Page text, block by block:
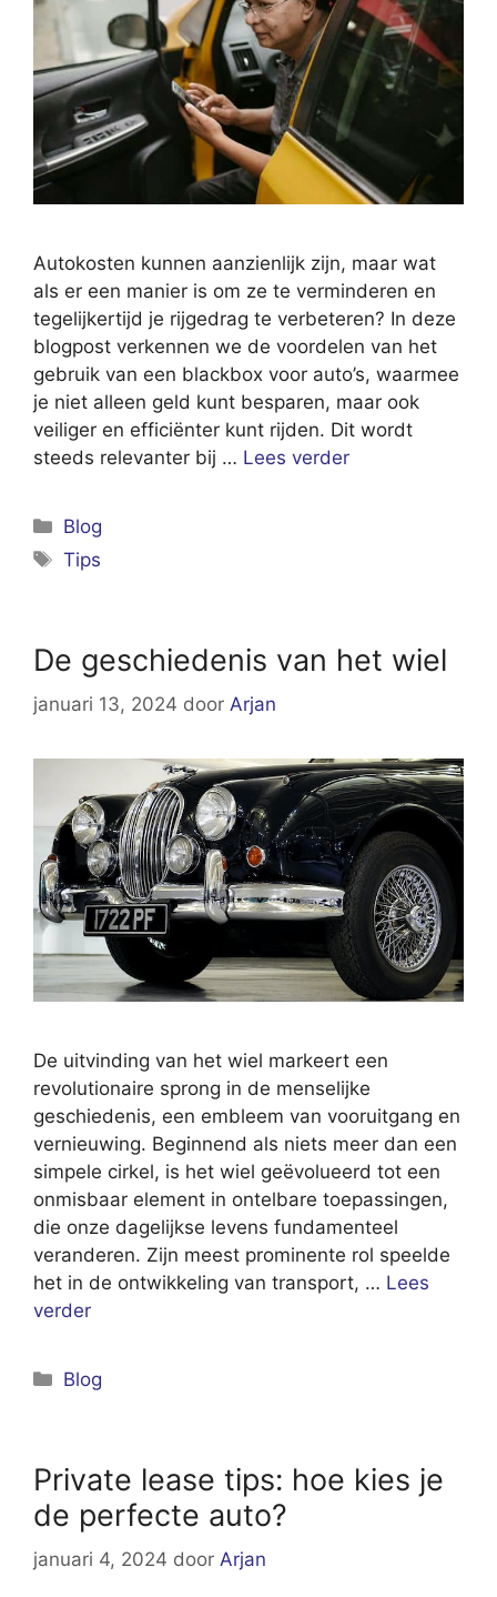
Autokosten kunnen aanzienlijk zijn, maar wat
als er een manier is om ze te verminderen en
tegelijkertijd je rijgedrag te verbeteren? In deze
blogpost verkennen we de voordelen van het
gebruik van een blackbox voor auto’s, waarmee
je niet alleen geld kunt besparen, maar ook
veiliger en efficiënter kunt rijden. Dit wordt
steeds relevanter bij … Lees verder
Categorieën
Blog
Tags
Tips
De geschiedenis van het wiel
januari 13, 2024 door Arjan
De uitvinding van het wiel markeert een
revolutionaire sprong in de menselijke
geschiedenis, een embleem van vooruitgang en
vernieuwing. Beginnend als niets meer dan een
simpele cirkel, is het wiel geëvolueerd tot een
onmisbaar element in ontelbare toepassingen,
die onze dagelijkse levens fundamenteel
veranderen. Zijn meest prominente rol speelde
het in de ontwikkeling van transport, … Lees
verder
Categorieën
Blog
Private lease tips: hoe kies je
de perfecte auto?
januari 4, 2024 door Arjan